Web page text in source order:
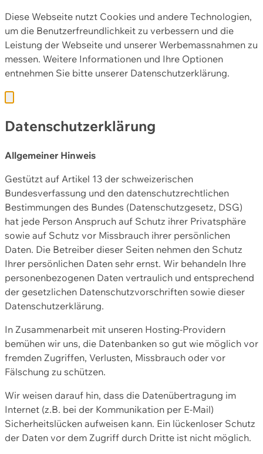
Diese Webseite nutzt Cookies und andere Technologien,
um die Benutzerfreundlichkeit zu verbessern und die
Leistung der Webseite und unserer Werbemassnahmen zu
messen. Weitere Informationen und Ihre Optionen
entnehmen Sie bitte unserer Datenschutzerklärung.
Datenschutzerklärung
Allgemeiner Hinweis
Gestützt auf Artikel 13 der schweizerischen
Bundesverfassung und den datenschutzrechtlichen
Bestimmungen des Bundes (Datenschutzgesetz, DSG)
hat jede Person Anspruch auf Schutz ihrer Privatsphäre
sowie auf Schutz vor Missbrauch ihrer persönlichen
Daten. Die Betreiber dieser Seiten nehmen den Schutz
Ihrer persönlichen Daten sehr ernst. Wir behandeln Ihre
personenbezogenen Daten vertraulich und entsprechend
der gesetzlichen Datenschutzvorschriften sowie dieser
Datenschutzerklärung.
In Zusammenarbeit mit unseren Hosting-Providern
bemühen wir uns, die Datenbanken so gut wie möglich vor
fremden Zugriffen, Verlusten, Missbrauch oder vor
Fälschung zu schützen.
Wir weisen darauf hin, dass die Datenübertragung im
Internet (z.B. bei der Kommunikation per E-Mail)
Sicherheitslücken aufweisen kann. Ein lückenloser Schutz
der Daten vor dem Zugriff durch Dritte ist nicht möglich.